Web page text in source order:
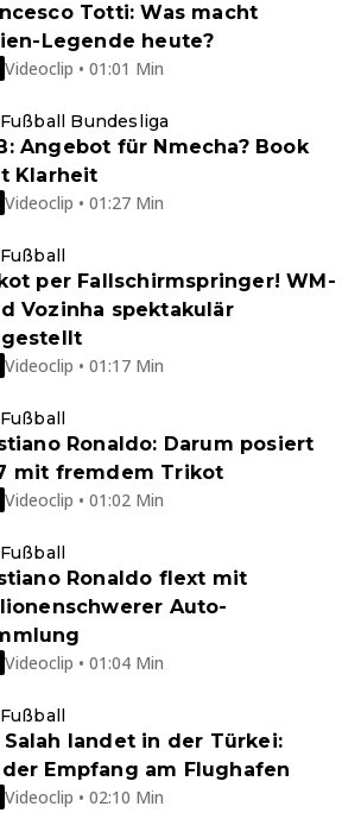
Totti: Was macht
Legende heute?
Videoclip • 01:01 Min
Bundesliga
Angebot für Nmecha? Book
Klarheit
Videoclip • 01:27 Min
per Fallschirmspringer! WM-
Vozinha spektakulär
Videoclip • 01:17 Min
Ronaldo: Darum posiert
mit fremdem Trikot
Videoclip • 01:02 Min
Ronaldo flext mit
Auto-
Videoclip • 01:04 Min
Salah landet in der Türkei:
Empfang am Flughafen
Videoclip • 02:10 Min